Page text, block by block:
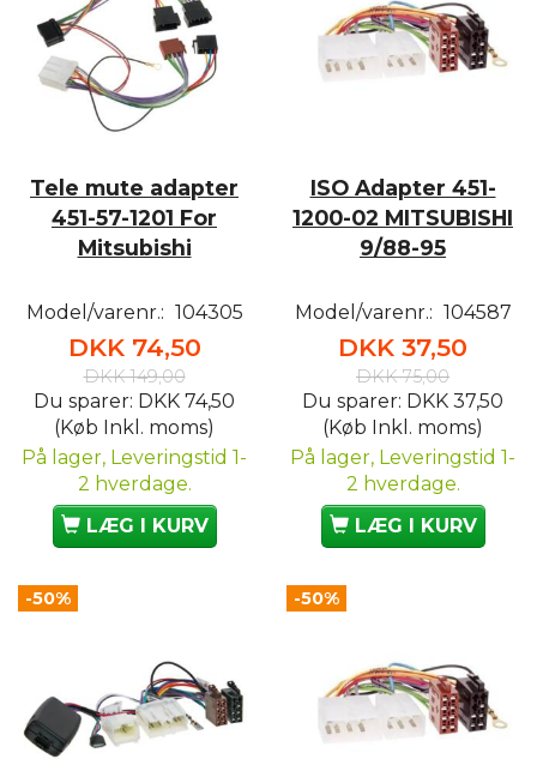
Tele mute adapter
451-57-1201 For
Mitsubishi
Model/varenr.: 104305
DKK 74,50
DKK 149,00
Du sparer: DKK 74,50
(Køb Inkl. moms)
På lager, Leveringstid 1-
2 hverdage.
LÆG I KURV
ISO Adapter 451-
1200-02 MITSUBISHI
9/88-95
Model/varenr.: 104587
DKK 37,50
DKK 75,00
Du sparer: DKK 37,50
(Køb Inkl. moms)
På lager, Leveringstid 1-
2 hverdage.
LÆG I KURV
-50% -50%